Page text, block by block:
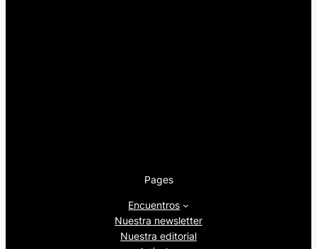
Pages
Encuentros
Nuestra newsletter
Nuestra editorial